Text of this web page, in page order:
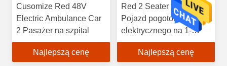
Cusomize Red 48V
Electric Ambulance Car
2 Pasażer na szpital
Najlepszą cenę
Red 2 Seater 48V
Pojazd pogotowia
elektrycznego na 1-
letnią gwarancję
Najlepszą cenę